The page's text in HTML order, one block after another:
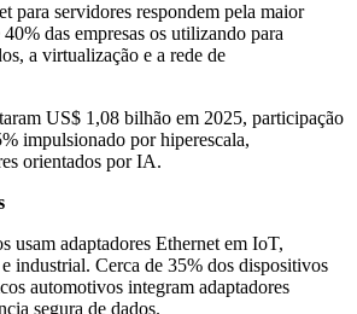
para servidores respondem pela maior
das empresas os utilizando para
a virtualização e a rede de
US$ 1,08 bilhão em 2025, participação
impulsionado por hiperescala,
orientados por IA.
usam adaptadores Ethernet em IoT,
industrial. Cerca de 35% dos dispositivos
automotivos integram adaptadores
segura de dados.